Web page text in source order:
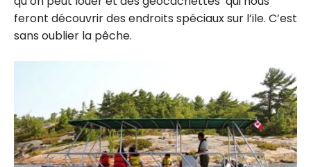
feront découvrir des endroits spéciaux sur l’ile. C’est
sans oublier la pêche.